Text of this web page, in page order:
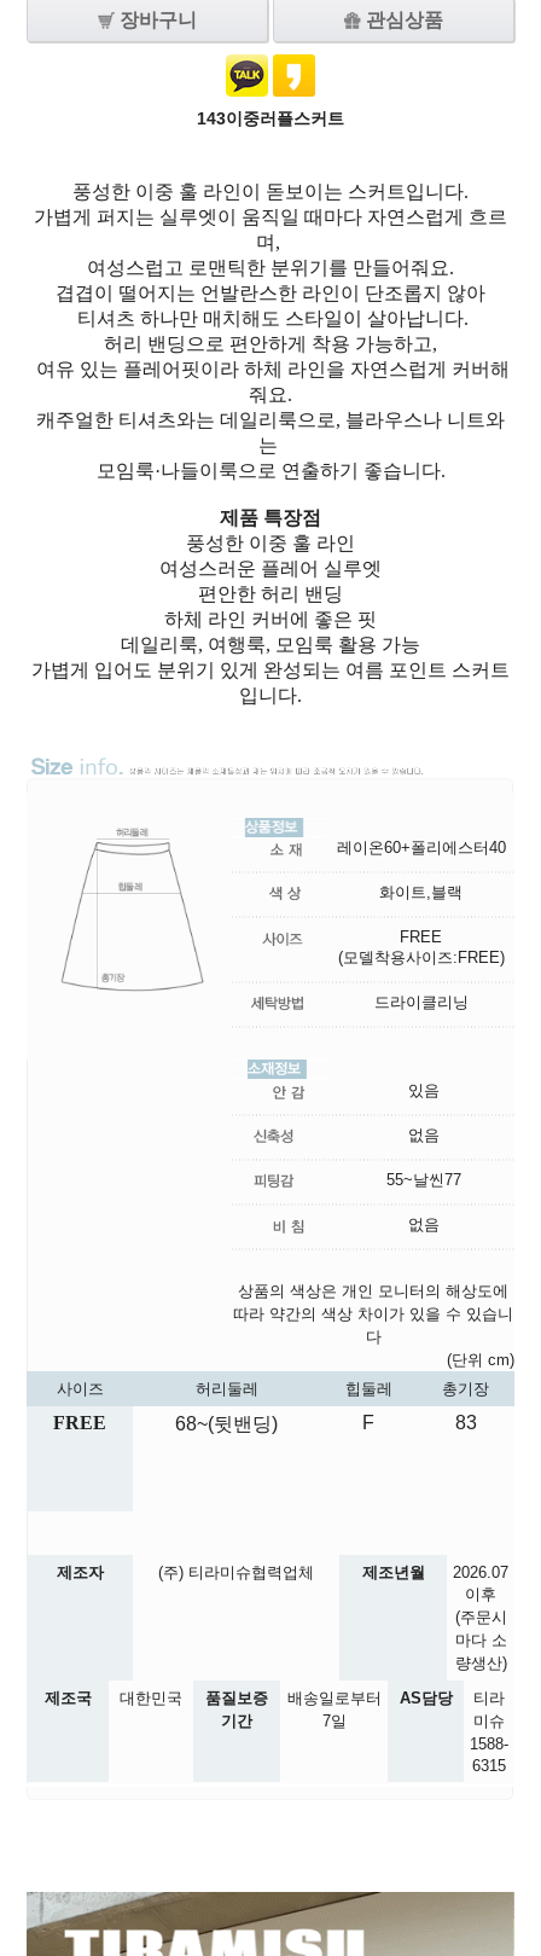
장바구니 관심상품
143이중러플스커트
풍성한 이중 훌 라인이 돋보이는 스커트입니다.
가볍게 퍼지는 실루엣이 움직일 때마다 자연스럽게 흐르
며,
여성스럽고 로맨틱한 분위기를 만들어줘요.
겹겹이 떨어지는 언발란스한 라인이 단조롭지 않아
티셔츠 하나만 매치해도 스타일이 살아납니다.
허리 밴딩으로 편안하게 착용 가능하고,
여유 있는 플레어핏이라 하체 라인을 자연스럽게 커버해
줘요.
캐주얼한 티셔츠와는 데일리룩으로, 블라우스나 니트와
는
모임룩·나들이룩으로 연출하기 좋습니다.
제품 특장점
풍성한 이중 훌 라인
여성스러운 플레어 실루엣
편안한 허리 밴딩
하체 라인 커버에 좋은 핏
데일리룩, 여행룩, 모임룩 활용 가능
가볍게 입어도 분위기 있게 완성되는 여름 포인트 스커트
입니다.
레이온60+폴리에스터40
화이트,블랙
FREE
(모델착용사이즈:FREE)
드라이클리닝
있음
없음
55~날씬77
없음
상품의 색상은 개인 모니터의 해상도에
따라 약간의 색상 차이가 있을 수 있습니
다
(단위 cm)
사이즈
허리둘레 힙둘레 총기장
FREE 68~(뒷밴딩) F 83
제조자 (주) 티라미슈협력업체 제조년월
2026.07
이후
(주문시
마다 소
량생산)
제조국
대한민국
품질보증
기간
배송일로부터
7일
AS담당
티라
미슈
1588-
6315